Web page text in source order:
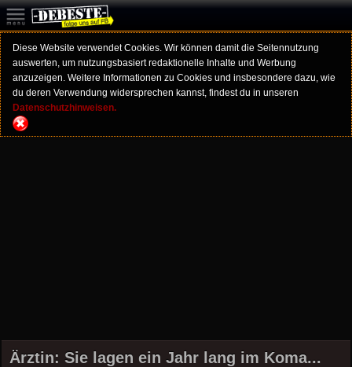
Diese Website verwendet Cookies. Wir können damit die Seitennutzung
auswerten, um nutzungsbasiert redaktionelle Inhalte und Werbung
anzuzeigen. Weitere Informationen zu Cookies und insbesondere dazu, wie
du deren Verwendung widersprechen kannst, findest du in unseren
Datenschutzhinweisen.
Ärztin: Sie lagen ein Jahr lang im Koma...